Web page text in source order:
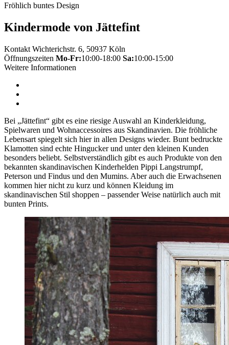
Fröhlich buntes Design
Kindermode von Jättefint
Kontakt Wichterichstr. 6, 50937 Köln
Öffnungszeiten Mo-Fr:10:00-18:00 Sa:10:00-15:00
Weitere Informationen
Bei „Jättefint“ gibt es eine riesige Auswahl an Kinderkleidung,
Spielwaren und Wohnaccessoires aus Skandinavien. Die fröhliche
Lebensart spiegelt sich hier in allen Designs wieder. Bunt bedruckte
Klamotten sind echte Hingucker und unter den kleinen Kunden
besonders beliebt. Selbstverständlich gibt es auch Produkte von den
bekannten skandinavischen Kinderhelden Pippi Langstrumpf,
Peterson und Findus und den Mumins. Aber auch die Erwachsenen
kommen hier nicht zu kurz und können Kleidung im
skandinavischen Stil shoppen – passender Weise natürlich auch mit
bunten Prints.